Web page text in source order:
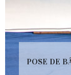
POSE DE